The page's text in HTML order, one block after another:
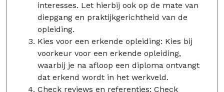
interesses. Let hierbij ook op de mate van
diepgang en praktijkgerichtheid van de
opleiding.
Kies voor een erkende opleiding: Kies bij
voorkeur voor een erkende opleiding,
waarbij je na afloop een diploma ontvangt
dat erkend wordt in het werkveld.
Check reviews en referenties: Check